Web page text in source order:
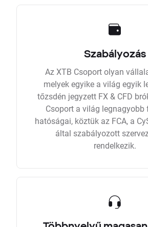
Szabályozás
Az XTB Csoport olyan
melyek egyike a világ egyik
tőzsdén jegyzett FX & CFD
Csoport a világ legnagyobb
hatóságai, köztük az FCA, a
által szabályozott
rendelkezik.